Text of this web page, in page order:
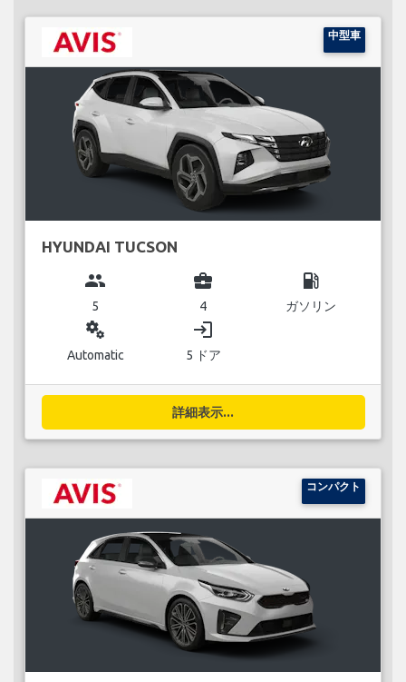
中型車
HYUNDAI TUCSON
group
5
business_center
4
local_gas_station
ガソリン
miscellaneous_services
Automatic
login
5 ドア
詳細表示...
コンパクト